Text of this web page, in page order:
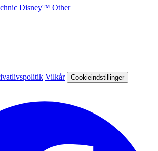
Disney™ Other
Vilkår Cookieindstillinger